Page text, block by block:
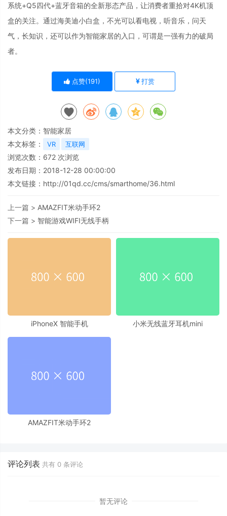
系统+Q5四代+蓝牙音箱的全新形态产品，让消费者重拾对4K机顶
盒的关注。通过海美迪小白盒，不光可以看电视，听音乐，问天
气，长知识，还可以作为智能家居的入口，可谓是一强有力的破局
者。
点赞(191) 打赏
本文分类： 智能家居
本文标签：
VR 互联网
浏览次数： 672 次浏览
发布日期：2018-12-28 00:00:00
本文链接： http://01qd.cc/cms/smarthome/36.html
上一篇 > AMAZFIT米动手环2
下一篇 > 智能游戏WIFI无线手柄
iPhoneX 智能手机 小米无线蓝牙耳机mini
AMAZFIT米动手环2
评论列表 共有 0 条评论
暂无评论